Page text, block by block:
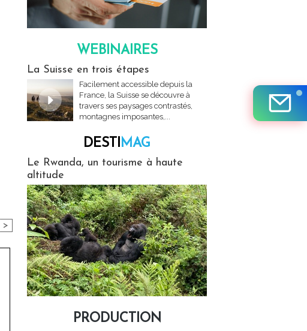
>
WEBINAIRES
La Suisse en trois étapes
Facilement accessible depuis la
France, la Suisse se découvre à
travers ses paysages contrastés,
montagnes imposantes,...
DESTIMAG
Le Rwanda, un tourisme à haute
altitude
PRODUCTION